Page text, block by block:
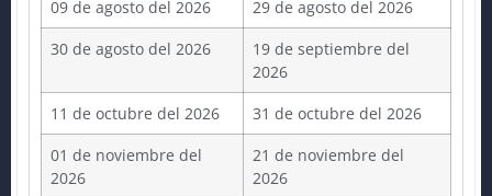
09 de agosto del 2026
29 de agosto del 2026
30 de agosto del 2026
19 de septiembre del
2026
11 de octubre del 2026
31 de octubre del 2026
01 de noviembre del
2026
21 de noviembre del
2026